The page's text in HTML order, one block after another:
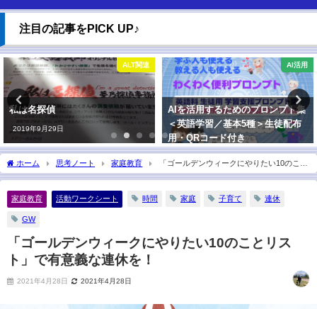
注目の記事をPICK UP♪
ALT関連 AI活用
AIを活用するためのプロンプト集
＜英語学習／基本5種＞生徒配布
用・QRコード付き
ゲーム好きな中高生へ
のすすめ
2019年6月27日
ホーム 思考ノート 家庭教育
「ゴールデンウィークにやりたい10のこと
リスト」で有意義な連休を！
家庭教育 活動ワークシート 時間 家庭 子育て 連休
GW
「ゴールデンウィークにやりたい10のことリス
ト」で有意義な連休を！
2021年4月28日 2021年4月28日